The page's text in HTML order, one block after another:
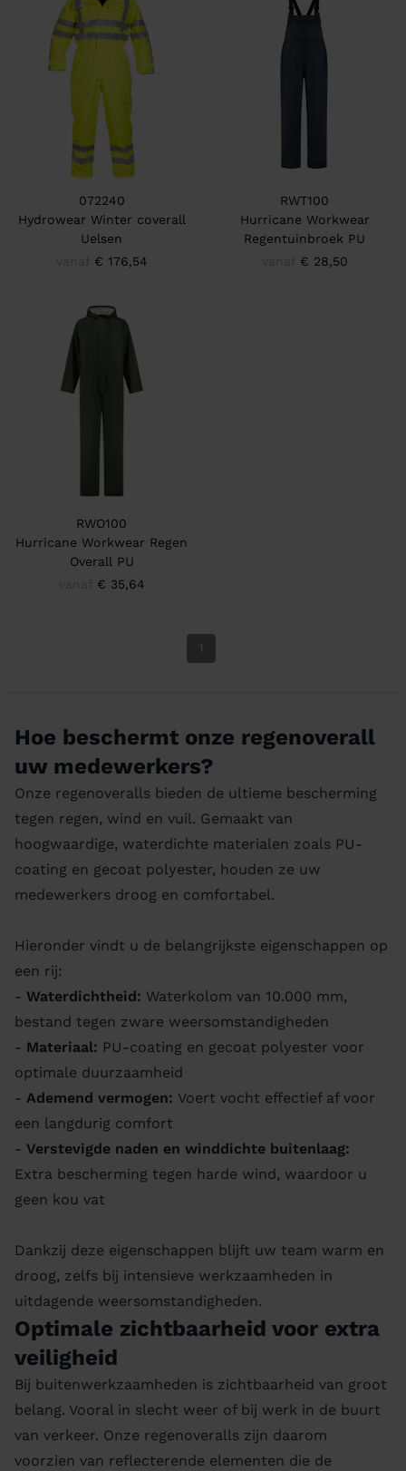
072240
Hydrowear Winter coverall
Uelsen
€ 176,54
RWT100
Hurricane Workwear
Regentuinbroek PU
€ 28,50
RWO100
Hurricane Workwear Regen
Overall PU
€ 35,64
1
Hoe beschermt onze regenoverall
uw medewerkers?
Onze regenoveralls bieden de ultieme bescherming
tegen regen, wind en vuil. Gemaakt van
hoogwaardige, waterdichte materialen zoals PU-
coating en gecoat polyester, houden ze uw
medewerkers droog en comfortabel.
Hieronder vindt u de belangrijkste eigenschappen op
een rij:
- Waterdichtheid: Waterkolom van 10.000 mm,
bestand tegen zware weersomstandigheden
- Materiaal: PU-coating en gecoat polyester voor
optimale duurzaamheid
- Ademend vermogen: Voert vocht effectief af voor
een langdurig comfort
- Verstevigde naden en winddichte buitenlaag:
Extra bescherming tegen harde wind, waardoor u
geen kou vat
Dankzij deze eigenschappen blijft uw team warm en
droog, zelfs bij intensieve werkzaamheden in
uitdagende weersomstandigheden.
Optimale zichtbaarheid voor extra
veiligheid
Bij buitenwerkzaamheden is zichtbaarheid van groot
belang. Vooral in slecht weer of bij werk in de buurt
van verkeer. Onze regenoveralls zijn daarom
voorzien van reflecterende elementen die de